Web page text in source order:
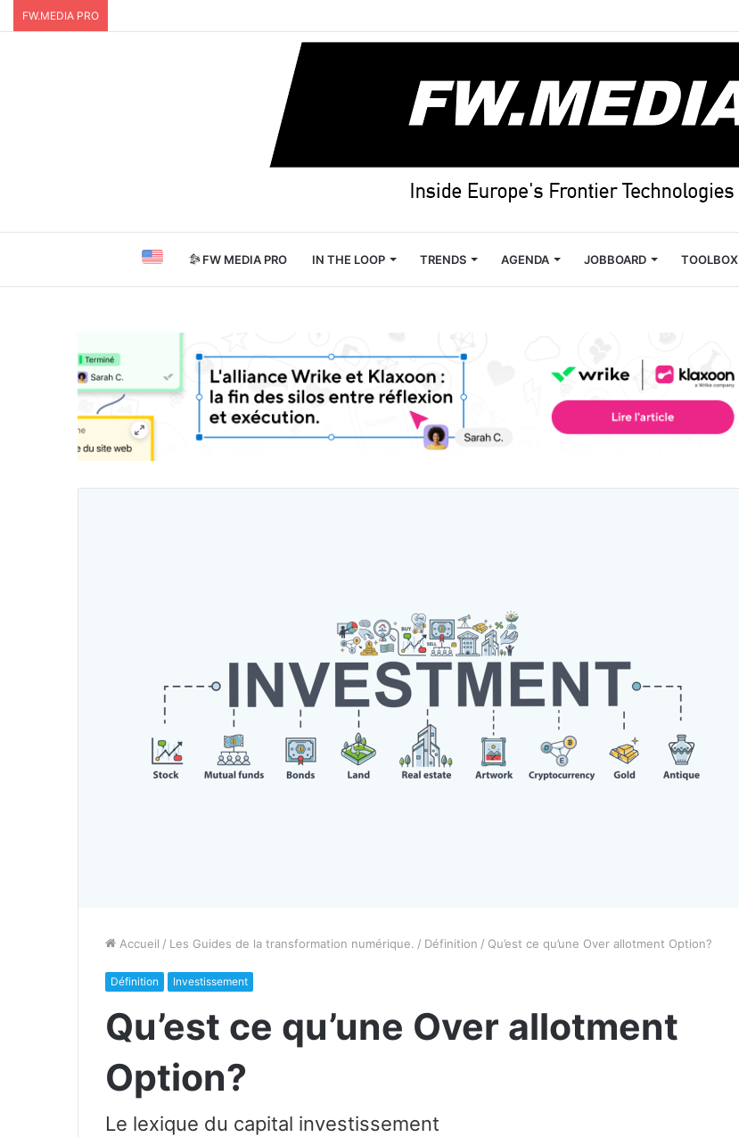
FW.MEDIA PRO
FW MEDIA PRO IN THE LOOP TRENDS AGENDA JOBBOARD TOOLBOX
Accueil / Les Guides de la transformation numérique. / Définition / Qu’est ce qu’une Over allotment Option?
Définition Investissement
Qu’est ce qu’une Over allotment
Option?
Le lexique du capital investissement